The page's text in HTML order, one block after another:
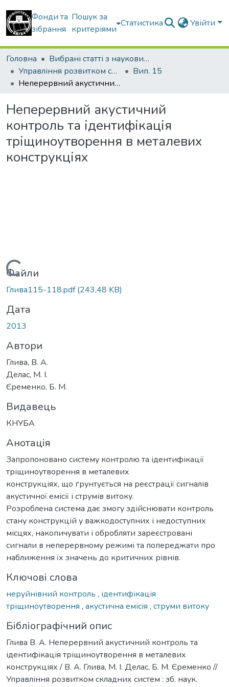
Фонди та
зібрання
Пошук за
критеріями
Статистика Увійти
Головна
Вибрані статті з наукових збірників КНУБА
Управління розвитком складних систем
Вип. 15
Неперервний акустичний контроль та ідентифікація тріщиноутворення в металевих конструкціях
Неперервний акустичний
контроль та ідентифікація
тріщиноутворення в металевих
конструкціях
Вантажиться...
Файли
Глива115-118.pdf(243,48 KB)
Дата
2013
Автори
Глива, В. А.
Делас, М. І.
Єременко, Б. М.
Видавець
КНУБА
Анотація
Запропоновано систему контролю та ідентифікації
тріщиноутворення в металевих
конструкціях, що ґрунтується на реєстрації сигналів
акустичної емісії і струмів витоку.
Розроблена система дає змогу здійснювати контроль
стану конструкцій у важкодоступних і недоступних
місцях, накопичувати і обробляти зареєстровані
сигнали в неперервному режимі та попереджати про
наближення їх значень до критичних рівнів.
Ключові слова
неруйнівний контроль , ідентифікація
тріщиноутворення , акустична емісія , струми витоку
Бібліографічний опис
Глива В. А. Неперервний акустичний контроль та
ідентифікація тріщиноутворення в металевих
конструкціях / В. А. Глива, М. І. Делас, Б. М. Єременко //
Управління розвитком складних систем : зб. наук.